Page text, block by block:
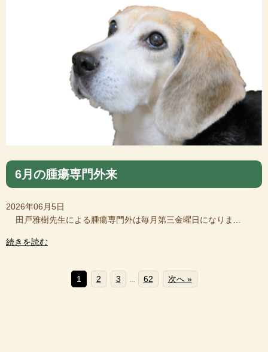
6月の腫瘍専門外来
2026年06月5日
田戸雅樹先生による腫瘍専門外は毎月第三金曜日になりま...
続きを読む
1 2 3 62 次へ »